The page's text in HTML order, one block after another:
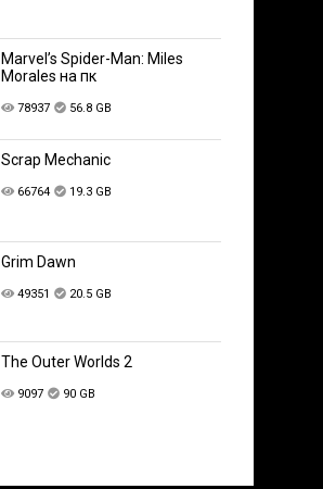
Marvel’s Spider-Man: Miles
Morales на пк
78937 56.8 GB
Scrap Mechanic
66764 19.3 GB
Grim Dawn
49351 20.5 GB
The Outer Worlds 2
9097 90 GB